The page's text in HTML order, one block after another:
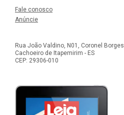
Fale conosco
Anúncie
Rua João Valdino, N01, Coronel Borges
Cachoeiro de Itapemirim - ES
CEP: 29306-010